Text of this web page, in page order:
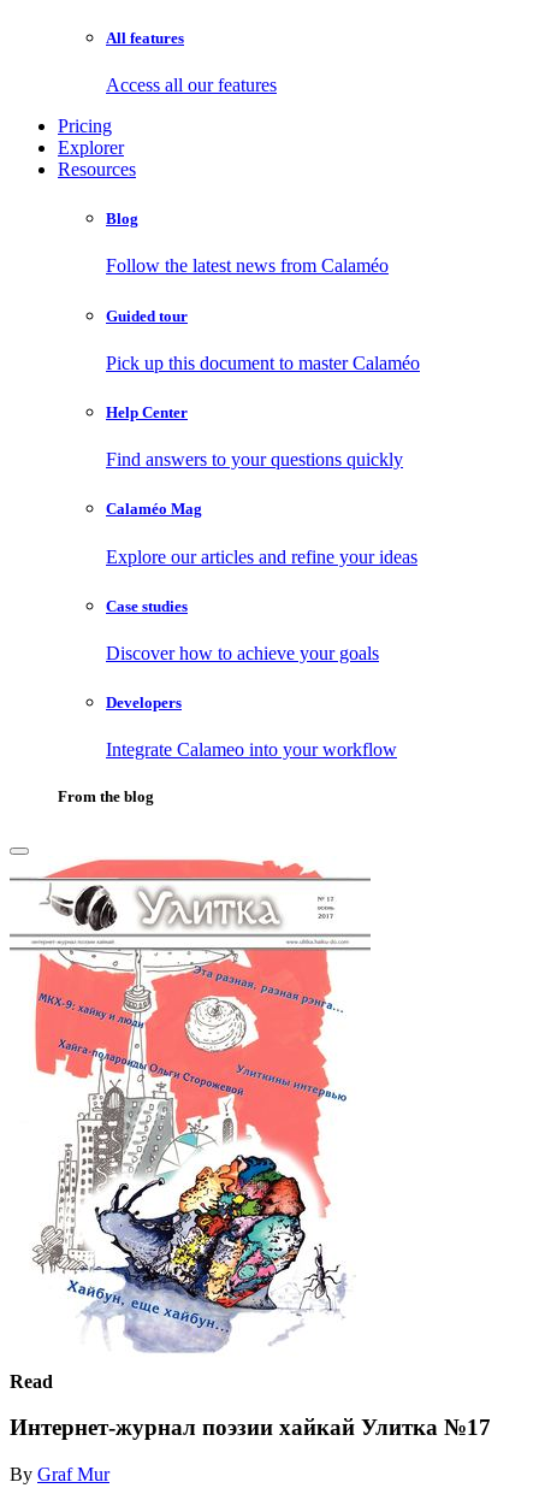
All features
Access all our features
Pricing
Explorer
Resources
Blog
Follow the latest news from Calaméo
Guided tour
Pick up this document to master Calaméo
Help Center
Find answers to your questions quickly
Calaméo Mag
Explore our articles and refine your ideas
Case studies
Discover how to achieve your goals
Developers
Integrate Calameo into your workflow
From the blog
Read
Интернет-журнал поэзии хайкай Улитка №17
By Graf Mur